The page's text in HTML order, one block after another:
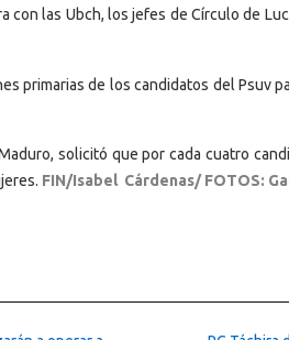
con las Ubch, los jefes de Círculo de
primarias de los candidatos del Psuv
solicitó que por cada cuatro
FIN/Isabel Cárdenas/ FOTOS: